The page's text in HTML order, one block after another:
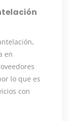
en
lo que es
con